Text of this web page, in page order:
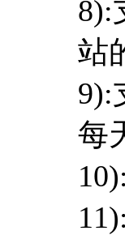
8):
站
9):
每